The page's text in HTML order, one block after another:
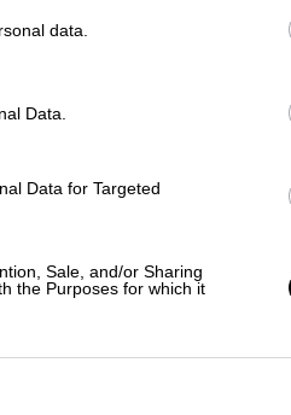
data.
Data.
Data for Targeted
Sale, and/or Sharing
the Purposes for which it
ότι εκείνος
ότι δεν
μια κατάσταση
αυτού του
αναζήτηση του